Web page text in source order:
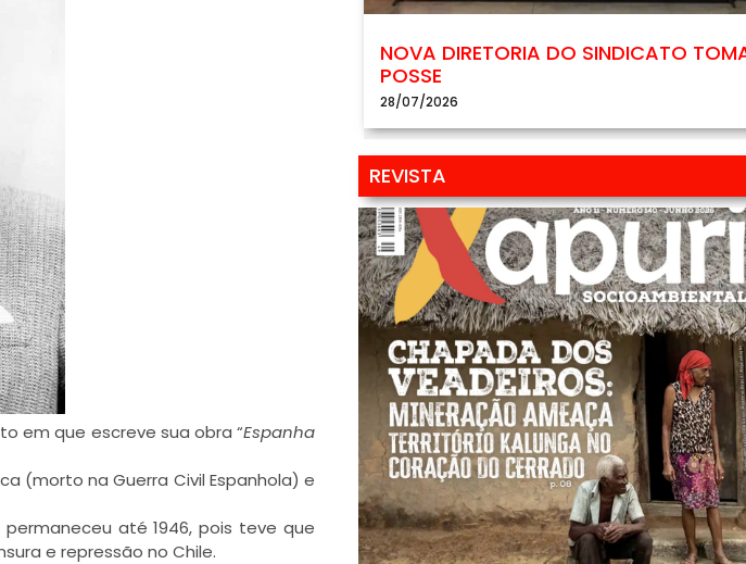
em que escreve sua obra “Espanha
(morto na Guerra Civil Espanhola) e
até 1946, pois teve que
e repressão no Chile.
NOVA DIRETORIA DO SINDICATO
POSSE
28/07/2026
REVISTA